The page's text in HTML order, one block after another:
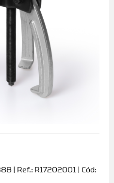
| Ref.: R17202001 | Cód: